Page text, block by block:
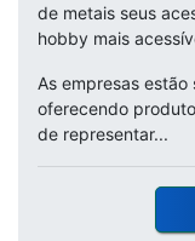
de metais seus
hobby mais
As empresas
oferecendo
de representar...